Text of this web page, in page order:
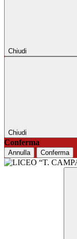
Chiudi
Chiudi
Conferma
Annulla Conferma